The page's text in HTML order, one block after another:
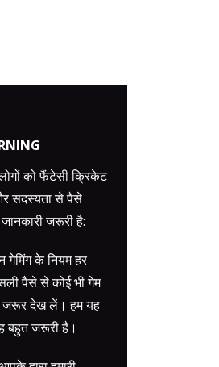
को फैंटेसी क्रिकेट
सदस्यता से पैसे
जरूरी है:
के नियम हर
पैसे से कोई भी गेम
देख लें। हम यह
बहुत जरूरी है।